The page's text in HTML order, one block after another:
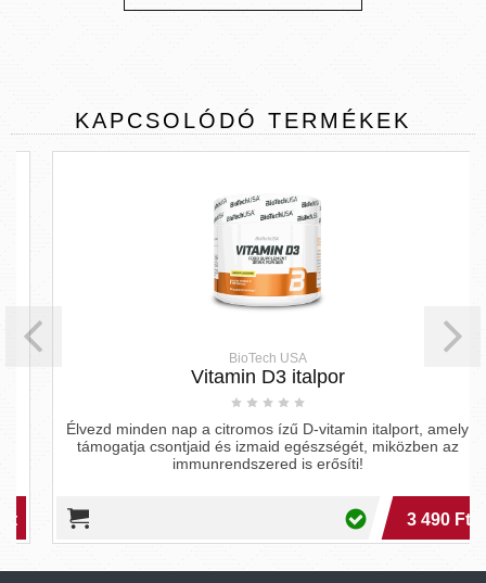
KAPCSOLÓDÓ TERMÉKEK
BioTech USA
Vitamin D3 italpor
Élvezd minden nap a citromos ízű D-vitamin italport, amely
támogatja csontjaid és izmaid egészségét, miközben az
immunrendszered is erősíti!
3 490 Ft